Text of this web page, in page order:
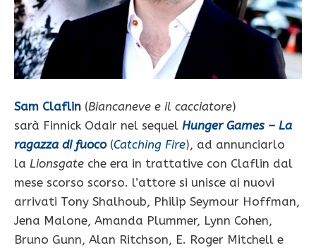
Sam Claflin (Biancaneve e il cacciatore)
sarà Finnick Odair nel sequel Hunger Games – La
ragazza di fuoco (Catching Fire), ad annunciarlo
la Lionsgate che era in trattative con Claflin dal
mese scorso scorso. l’attore si unisce ai nuovi
arrivati Tony Shalhoub, Philip Seymour Hoffman,
Jena Malone, Amanda Plummer, Lynn Cohen,
Bruno Gunn, Alan Ritchson, E. Roger Mitchell e